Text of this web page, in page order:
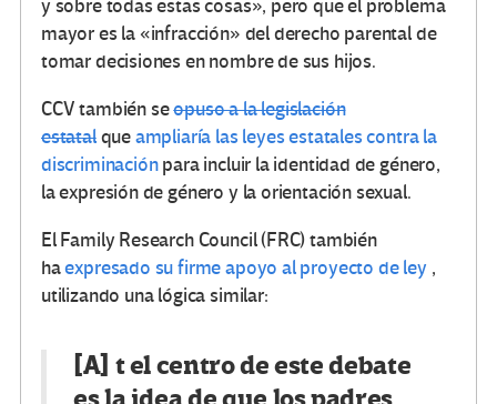
y sobre todas estas cosas», pero que el problema
mayor es la «infracción» del derecho parental de
tomar decisiones en nombre de sus hijos.
CCV también seopuso a la legislación
estatalqueampliaría las leyes estatales contra la
discriminaciónpara incluir la identidad de género,
la expresión de género y la orientación sexual.
El Family Research Council (FRC) también
haexpresado su firme apoyo al proyecto de ley ,
utilizando una lógica similar:
[A] t el centro de este debate